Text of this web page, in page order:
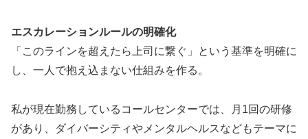
エスカレーションルールの明確化
「このラインを超えたら上司に繋ぐ」という基準を明確に
し、一人で抱え込まない仕組みを作る。
私が現在勤務しているコールセンターでは、月1回の研修
があり、ダイバーシティやメンタルヘルスなどもテーマに